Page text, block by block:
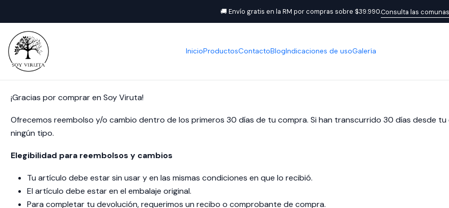
InicioProductosContactoBlogIndicaciones de usoGalería
🚚 Envío gratis en la RM por compras sobre $39.990.Consulta las
Inicio Política de reembolso
Política de reembolso
¡Gracias por comprar en Soy Viruta!
Ofrecemos reembolso y/o cambio dentro de los primeros 30 días de tu compra. Si han transcurrido 30 días desde
ningún tipo.
Elegibilidad para reembolsos y cambios
Tu artículo debe estar sin usar y en las mismas condiciones en que lo recibió.
El artículo debe estar en el embalaje original.
Para completar tu devolución, requerimos un recibo o comprobante de compra.